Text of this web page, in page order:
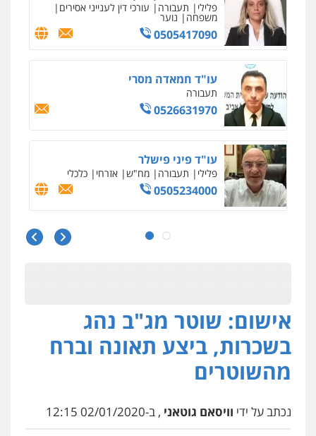
פלילי תעבורה עורכי דין לענייני אסירים
משפחה נוער
0505417090
עו"ד חמאדה מסרי
תעבורה
0526631970
עו"ד פיני פישלר
פלילי תעבורה מח"ש אזרחי כלכלי
0505234000
עו"ד עלי סעדי
ליווי וייצוג בחקירות
מצגר ושות', חברת עורכי דין
נדל"ן / עסקים משפחה תעבורה
הוצאה לפועל
0545402829
פלילי משפחה אזרחי מסחרי
אישום: שוטר מג"ב נהג
בשכרות, ביצע תאונה וברח
מהשוטרים
נכתב על ידי וויסאם גוטאני , ב-02/01/2020 12:15